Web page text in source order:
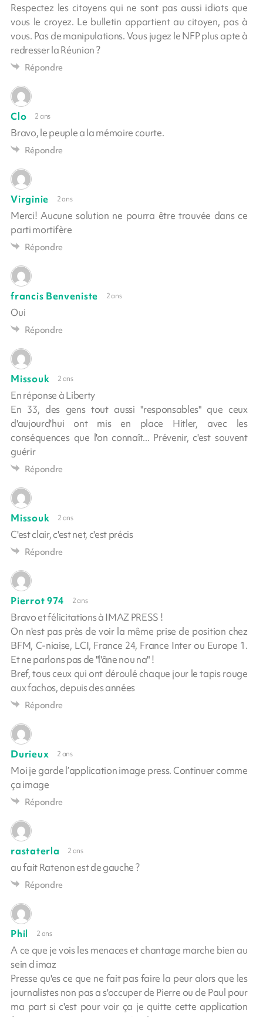
Respectez les citoyens qui ne sont pas aussi idiots que
vous le croyez. Le bulletin appartient au citoyen, pas à
vous. Pas de manipulations. Vous jugez le NFP plus apte à
redresser la Réunion ?
Répondre
Clo 2 ans
Bravo, le peuple a la mémoire courte.
Répondre
Virginie 2 ans
Merci! Aucune solution ne pourra être trouvée dans ce
parti mortifère
Répondre
francis Benveniste 2 ans
Oui
Répondre
Missouk 2 ans
En réponse à Liberty
En 33, des gens tout aussi "responsables" que ceux
d'aujourd'hui ont mis en place Hitler, avec les
conséquences que l'on connaît... Prévenir, c'est souvent
guérir
Répondre
Missouk 2 ans
C'est clair, c'est net, c'est précis
Répondre
Pierrot 974 2 ans
Bravo et félicitations à IMAZ PRESS !
On n'est pas près de voir la même prise de position chez
BFM, C-niaise, LCI, France 24, France Inter ou Europe 1.
Et ne parlons pas de "l'âne nou na" !
Bref, tous ceux qui ont déroulé chaque jour le tapis rouge
aux fachos, depuis des années
Répondre
Durieux 2 ans
Moi je garde l’application image press. Continuer comme
ça image
Répondre
rastaterla 2 ans
au fait Ratenon est de gauche ?
Répondre
Phil 2 ans
A ce que je vois les menaces et chantage marche bien au
sein d imaz
Presse qu'es ce que ne fait pas faire la peur alors que les
journalistes non pas a s'occuper de Pierre ou de Paul pour
ma part si c'est pour voir ça je quitte cette application